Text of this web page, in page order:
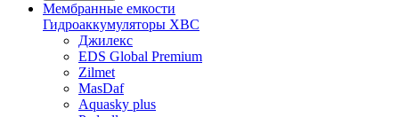
Мембранные емкости
Гидроаккумуляторы ХВС
Джилекс
EDS Global Premium
Zilmet
MasDaf
Aquasky plus